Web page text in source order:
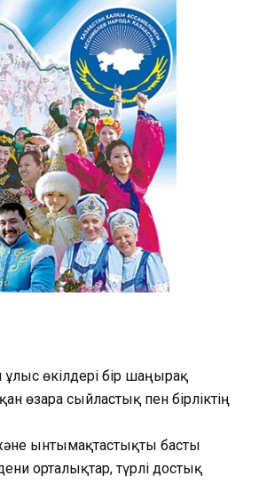
ұлыс өкілдері бір шаңырақ
өзара сыйластық пен бірліктің
ынтымақтастықты басты
орталықтар, түрлі достық